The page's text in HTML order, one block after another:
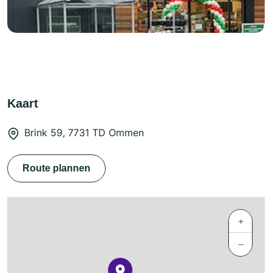
Kaart
Brink 59, 7731 TD Ommen
Route plannen
+
−